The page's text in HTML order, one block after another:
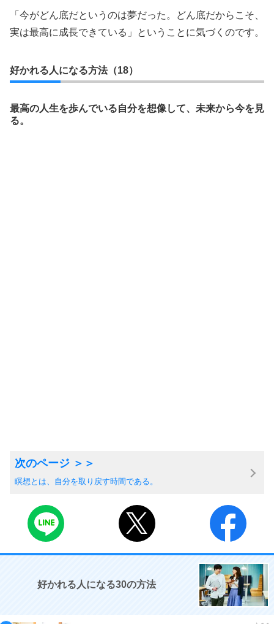
「今がどん底だというのは夢だった。どん底だからこそ、
実は最高に成長できている」ということに気づくのです。
好かれる人になる方法（18）
最高の人生を歩んでいる自分を想像して、未来から今を見
る。
瞑想とは、自分を取り戻す時間である。
好かれる人になる30の方法